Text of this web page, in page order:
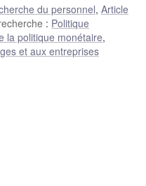
du personnel, Article
: Politique
la politique monétaire,
et aux entreprises